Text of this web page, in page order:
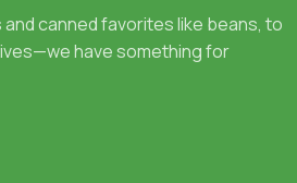
canned favorites like beans, to
have something for